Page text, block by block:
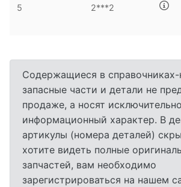
5 2***2
Содержащиеся в справочниках-
запасные части и детали не
продаже, а носят исключительно
информационный характер. В
артикулы (номера деталей)
хотите видеть полные
запчастей, вам необходимо
зарегистрироваться на нашем